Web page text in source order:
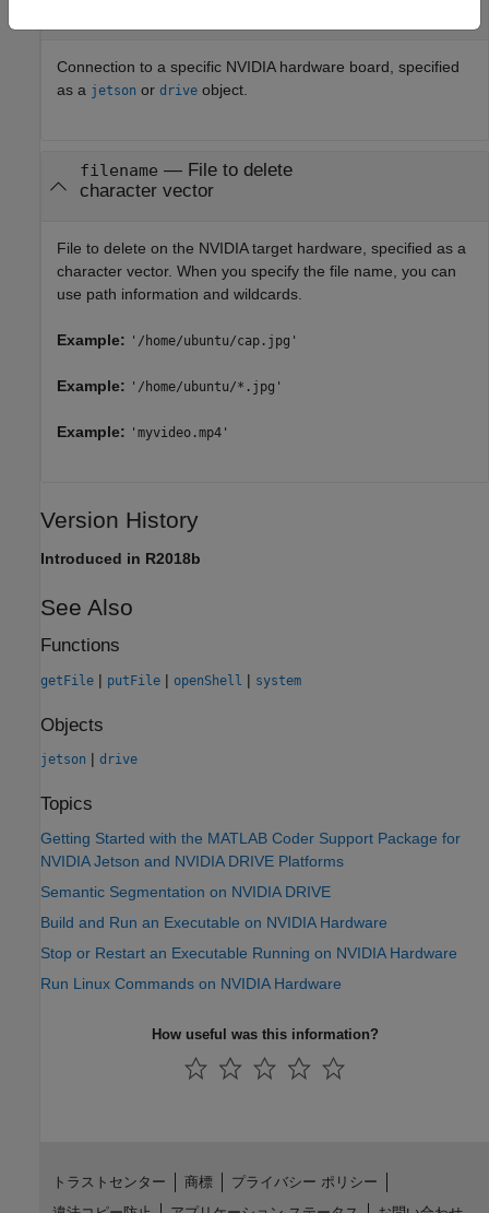
Connection to a specific NVIDIA hardware board, specified
as a jetson or drive object.
filename — File to delete
character vector
File to delete on the NVIDIA target hardware, specified as a
character vector. When you specify the file name, you can
use path information and wildcards.
Example: '/home/ubuntu/cap.jpg'
Example: '/home/ubuntu/*.jpg'
Example: 'myvideo.mp4'
Version History
Introduced in R2018b
See Also
Functions
getFile | putFile | openShell | system
Objects
jetson | drive
Topics
Getting Started with the MATLAB Coder Support Package for
NVIDIA Jetson and NVIDIA DRIVE Platforms
Semantic Segmentation on NVIDIA DRIVE
Build and Run an Executable on NVIDIA Hardware
Stop or Restart an Executable Running on NVIDIA Hardware
Run Linux Commands on NVIDIA Hardware
How useful was this information?
トラストセンター 商標
プライバシー ポリシー